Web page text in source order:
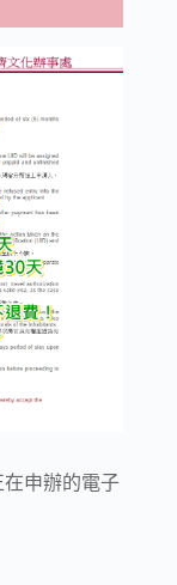
申辦的電子